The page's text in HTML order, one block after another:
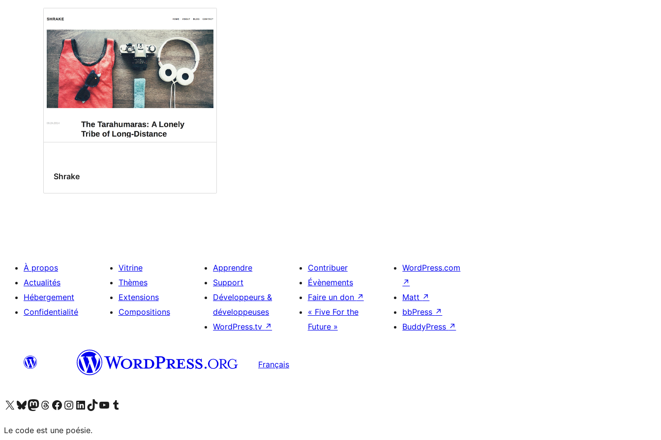
Shrake
À propos
Actualités
Hébergement
Confidentialité
Vitrine
Thèmes
Extensions
Compositions
Apprendre
Support
Développeurs &
développeuses
WordPress.tv ↗
Contribuer
Évènements
Faire un don ↗
« Five For the
Future »
WordPress.com
↗
Matt ↗
bbPress ↗
BuddyPress ↗
Français
Visitez notre compte X (précédemment Twitter)
Visiter notre compte Bluesky
Visiter notre compte Mastodon
Visiter notre compte Threads
Consulter notre compte Facebook
Consulter notre compte Instagram
Consulter notre compte LinkedIn
Visiter notre compte TokTok
Visiter notre chaîne YouTube
Visiter notre compte Tumblr
Le code est une poésie.